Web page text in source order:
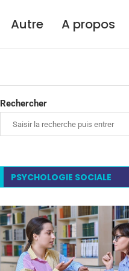
Autre A propos
Rechercher
PSYCHOLOGIE SOCIALE